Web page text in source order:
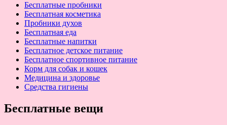
Бесплатные пробники
Бесплатная косметика
Пробники духов
Бесплатная еда
Бесплатные напитки
Бесплатное детское питание
Бесплатное спортивное питание
Корм для собак и кошек
Медицина и здоровье
Средства гигиены
Бесплатные вещи